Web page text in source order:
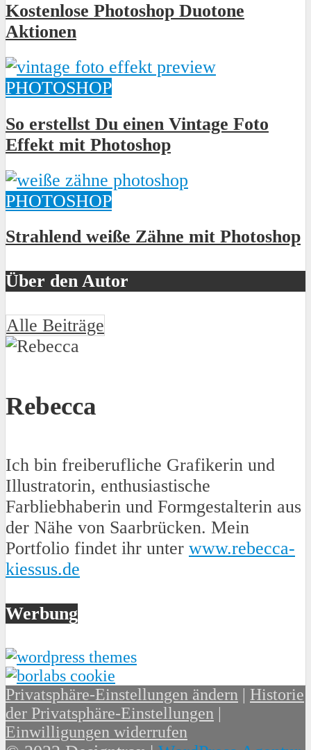
Kostenlose Photoshop Duotone
Aktionen
PHOTOSHOP
So erstellst Du einen Vintage Foto
Effekt mit Photoshop
PHOTOSHOP
Strahlend weiße Zähne mit Photoshop
Über den Autor
Alle Beiträge
Rebecca
Ich bin freiberufliche Grafikerin und
Illustratorin, enthusiastische
Farbliebhaberin und Formgestalterin aus
der Nähe von Saarbrücken. Mein
Portfolio findet ihr unter www.rebecca-
kiessus.de
Werbung
Privatsphäre-Einstellungen ändern
Historie
der Privatsphäre-Einstellungen
Einwilligungen widerrufen